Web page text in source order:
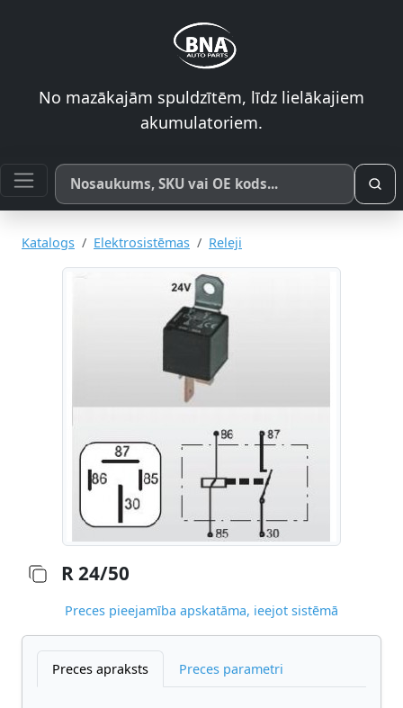
No mazākajām spuldzītēm, līdz lielākajiem
akumulatoriem.
Meklēt pēc produkta nosaukuma, SKU vai OE koda
Katalogs Elektrosistēmas Releji
R 24/50
Preces pieejamība apskatāma, ieejot sistēmā
Preces apraksts Preces parametri